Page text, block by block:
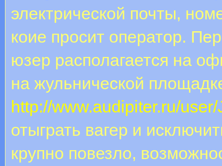
электрической почты,
коие просит оператор.
юзер располагается на
на жульнической
http://www.audipiter.ru/
отыграть вагер и
крупно повезло,